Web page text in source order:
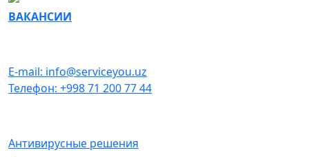
ВАКАНСИИ
E-mail: info@serviceyou.uz
Телефон: +998 71 200 77 44
Антивирусные решения